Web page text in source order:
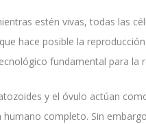
estén vivas, todas las
hace posible la
fundamental para la
y el óvulo actúan
humano completo. Sin